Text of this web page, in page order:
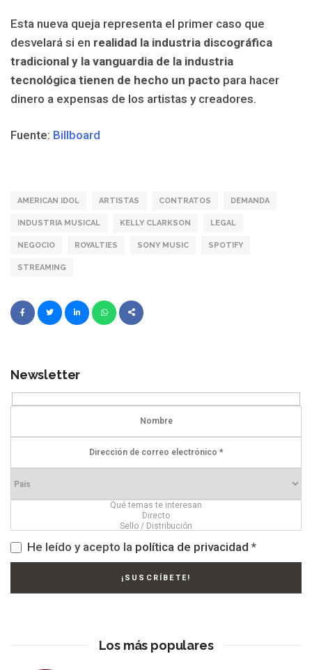
Esta nueva queja representa el primer caso que
desvelará si en realidad la industria discográfica
tradicional y la vanguardia de la industria
tecnológica tienen de hecho un pacto para hacer
dinero a expensas de los artistas y creadores.
Fuente: Billboard
AMERICAN IDOL ARTISTAS CONTRATOS DEMANDA
INDUSTRIA MUSICAL KELLY CLARKSON LEGAL
NEGOCIO ROYALTIES SONY MUSIC SPOTIFY
STREAMING
Newsletter
He leído y acepto la política de privacidad *
Los más populares